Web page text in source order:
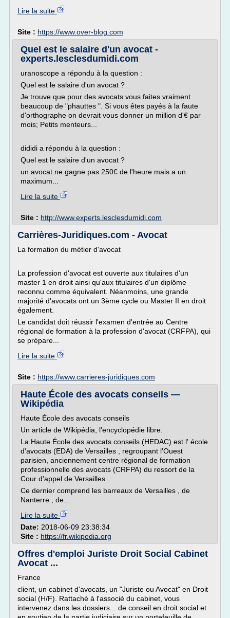
Lire la suite
Site : https://www.over-blog.com
Quel est le salaire d'un avocat -
experts.lesclesdumidi.com
uranoscope a répondu à la question :
Quel est le salaire d'un avocat ?
Je trouve que pour des avocats vous faites vraiment
beaucoup de "phauttes ". Si vous êtes payés à la faute
d'orthographe on devrait vous donner un million d'€ par
mois; Petits menteurs...
dididi a répondu à la question :
Quel est le salaire d'un avocat ?
un avocat ne gagne pas 250€ de l'heure mais a un
maximum...
Lire la suite
Site : http://www.experts.lesclesdumidi.com
Carrières-Juridiques.com - Avocat
La formation du métier d'avocat
La profession d'avocat est ouverte aux titulaires d'un
master 1 en droit ainsi qu'aux titulaires d'un diplôme
reconnu comme équivalent. Néanmoins, une grande
majorité d'avocats ont un 3ème cycle ou Master II en droit
également.
Le candidat doit réussir l'examen d'entrée au Centre
régional de formation à la profession d'avocat (CRFPA), qui
se prépare...
Lire la suite
Site : https://www.carrieres-juridiques.com
Haute École des avocats conseils —
Wikipédia
Haute École des avocats conseils
Un article de Wikipédia, l'encyclopédie libre.
La Haute École des avocats conseils (HEDAC) est l' école
d'avocats (EDA) de Versailles , regroupant l'Ouest
parisien, anciennement centre régional de formation
professionnelle des avocats (CRFPA) du ressort de la
Cour d'appel de Versailles .
Ce dernier comprend les barreaux de Versailles , de
Nanterre , de...
Lire la suite
Date: 2018-06-09 23:38:34
Site : https://fr.wikipedia.org
Offres d'emploi Juriste Droit Social Cabinet
Avocat ...
France
client, un cabinet d'avocats, un "Juriste ou Avocat" en Droit
social (H/F). Rattaché à l'associé du cabinet, vous
intervenez dans les dossiers... de conseil en droit social et